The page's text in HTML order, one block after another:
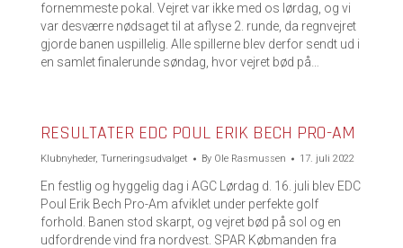
fornemmeste pokal. Vejret var ikke med os lørdag, og vi
var desværre nødsaget til at aflyse 2. runde, da regnvejret
gjorde banen uspillelig. Alle spillerne blev derfor sendt ud i
en samlet finalerunde søndag, hvor vejret bød på…
RESULTATER EDC POUL ERIK BECH PRO-AM
Klubnyheder, Turneringsudvalget By Ole Rasmussen 17. juli 2022
En festlig og hyggelig dag i AGC Lørdag d. 16. juli blev EDC
Poul Erik Bech Pro-Am afviklet under perfekte golf
forhold. Banen stod skarpt, og vejret bød på sol og en
udfordrende vind fra nordvest. SPAR Købmanden fra